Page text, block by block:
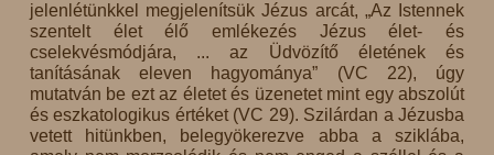
jelenlétünkkel megjelenítsük Jézus arcát, „Az Istennek
szentelt élet élő emlékezés Jézus élet- és
cselekvésmódjára, ... az Üdvözítő életének és
tanításának eleven hagyománya” (VC 22), úgy
mutatván be ezt az életet és üzenetet mint egy abszolút
és eszkatologikus értéket (VC 29). Szilárdan a Jézusba
vetett hitünkben, belegyökerezve abba a sziklába,